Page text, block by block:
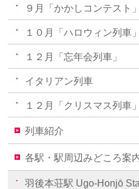
９月「かかしコンテスト」
１０月「ハロウィン列車」
１２月「忘年会列車」
イタリアン列車
１２月「クリスマス列車」
列車紹介
各駅・駅周辺みどころ案
羽後本荘駅 Ugo-Honjō